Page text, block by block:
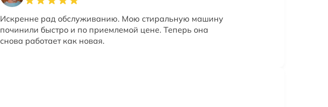
Искренне рад обслуживанию. Мою стиральную машину
починили быстро и по приемлемой цене. Теперь она
снова работает как новая.